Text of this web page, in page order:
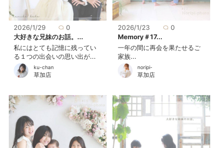
2026/1/29
0
大好きな兄妹のお話。...
私にはとても記憶に残ってい
る１つの出会いの思い出が...
ku-chan
草加店
2026/1/23
0
Memory＃17...
一年の間に再会を果たせるご
家族...
noripi-
草加店